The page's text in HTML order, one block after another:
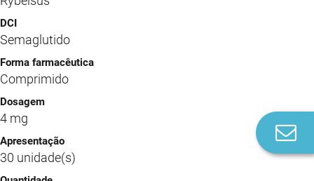
Semaglutido
Comprimido
4 mg
30 unidade(s)